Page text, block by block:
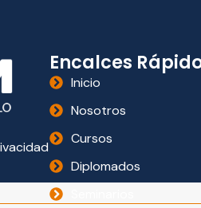
Encalces
Inicio
Nosotros
Cursos
Diplomados